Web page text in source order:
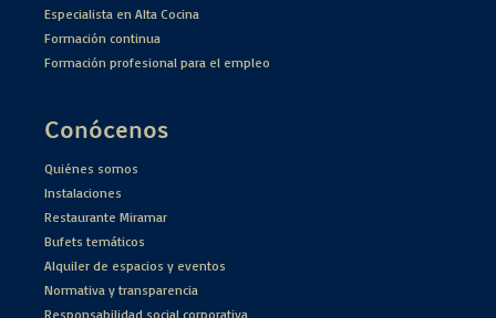
Especialista en Alta Cocina
Formación continua
Formación profesional para el empleo
Conócenos
Quiénes somos
Instalaciones
Restaurante Miramar
Bufets temáticos
Alquiler de espacios y eventos
Normativa y transparencia
Responsabilidad social corporativa